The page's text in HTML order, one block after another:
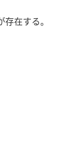
在する。